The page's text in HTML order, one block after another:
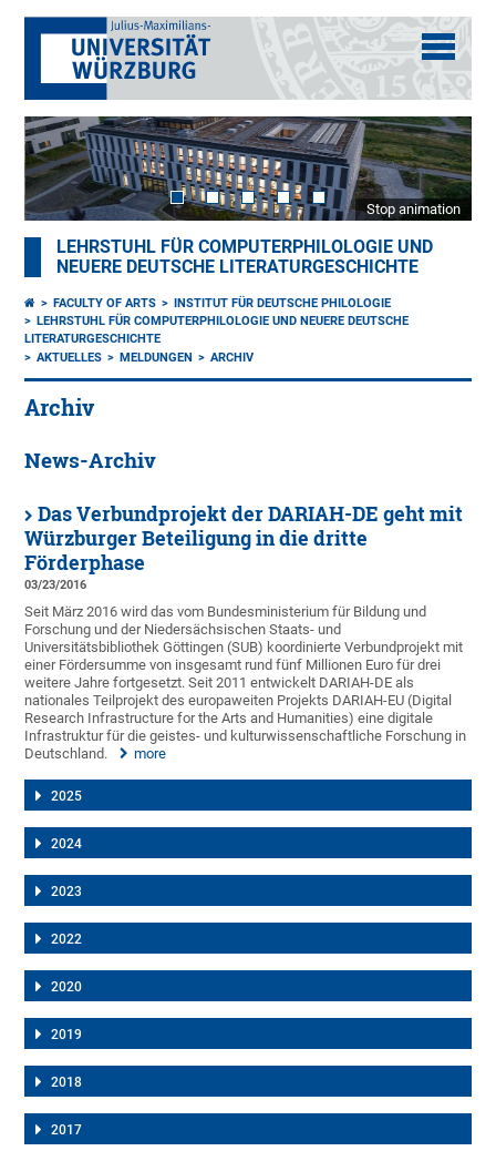
Stop animation
LEHRSTUHL FÜR COMPUTERPHILOLOGIE UND
NEUERE DEUTSCHE LITERATURGESCHICHTE
FACULTY OF ARTS
INSTITUT FÜR DEUTSCHE PHILOLOGIE
LEHRSTUHL FÜR COMPUTERPHILOLOGIE UND NEUERE DEUTSCHE
LITERATURGESCHICHTE
AKTUELLES
MELDUNGEN ARCHIV
Archiv
News-Archiv
Das Verbundprojekt der DARIAH-DE geht mit
Würzburger Beteiligung in die dritte
Förderphase
03/23/2016
Seit März 2016 wird das vom Bundesministerium für Bildung und
Forschung und der Niedersächsischen Staats- und
Universitätsbibliothek Göttingen (SUB) koordinierte Verbundprojekt mit
einer Fördersumme von insgesamt rund fünf Millionen Euro für drei
weitere Jahre fortgesetzt. Seit 2011 entwickelt DARIAH-DE als
nationales Teilprojekt des europaweiten Projekts DARIAH-EU (Digital
Research Infrastructure for the Arts and Humanities) eine digitale
Infrastruktur für die geistes- und kulturwissenschaftliche Forschung in
Deutschland.
more
2025
2024
2023
2022
2020
2019
2018
2017